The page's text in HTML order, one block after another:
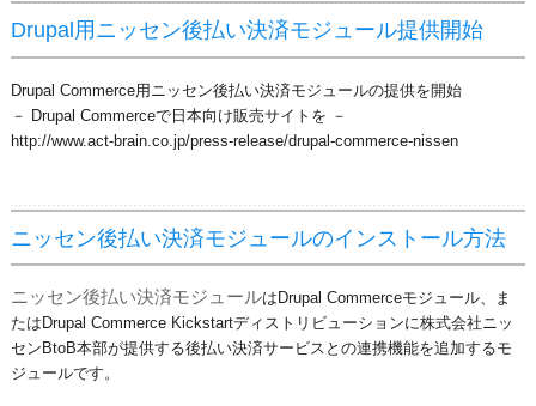
Drupal用ニッセン後払い決済モジュール提供開始
Drupal Commerce用ニッセン後払い決済モジュールの提供を開始
－ Drupal Commerceで日本向け販売サイトを －
http://www.act-brain.co.jp/press-release/drupal-commerce-nissen
ニッセン後払い決済モジュールのインストール方法
ニッセン後払い決済モジュールはDrupal Commerceモジュール、ま
たはDrupal Commerce Kickstartディストリビューションに株式会社ニッ
センBtoB本部が提供する後払い決済サービスとの連携機能を追加するモ
ジュールです。